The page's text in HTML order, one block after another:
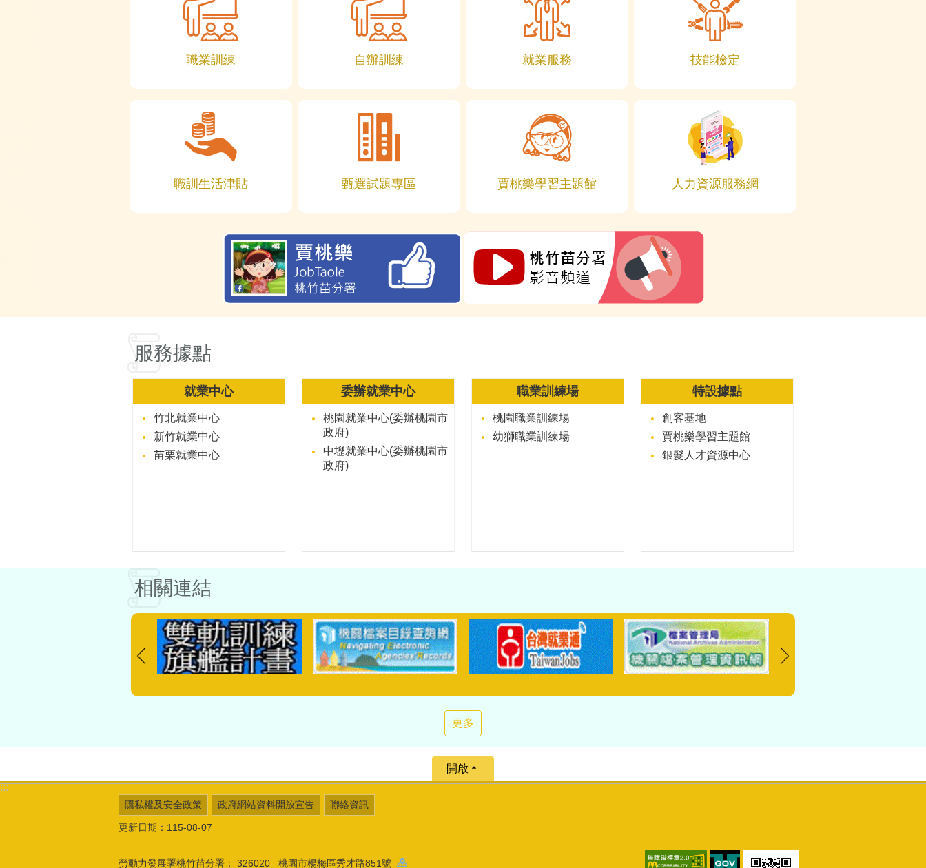
職業訓練 自辦訓練 就業服務 技能檢定
職訓生活津貼 甄選試題專區 賈桃樂學習主題館 人力資源服務網
服務據點
就業中心
竹北就業中心
新竹就業中心
苗栗就業中心
委辦就業中心
桃園就業中心(委辦桃園市
政府)
中壢就業中心(委辦桃園市
政府)
職業訓練場
桃園職業訓練場
幼獅職業訓練場
特設據點
創客基地
賈桃樂學習主題館
銀髮人才資源中心
相關連結
更多
:::
開啟
隱私權及安全政策 政府網站資料開放宣告 聯絡資訊
更新日期：115-08-07
勞動力發展署桃竹苗分署： 326020 桃園市楊梅區秀才路851號